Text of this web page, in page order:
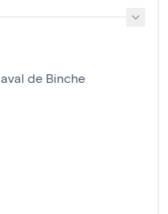
de Binche